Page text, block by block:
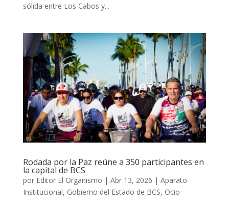
sólida entre Los Cabos y...
Rodada por la Paz reúne a 350 participantes en
la capital de BCS
por Editor El Organismo | Abr 13, 2026 | Aparato
Institucional, Gobierno del Estado de BCS, Ocio